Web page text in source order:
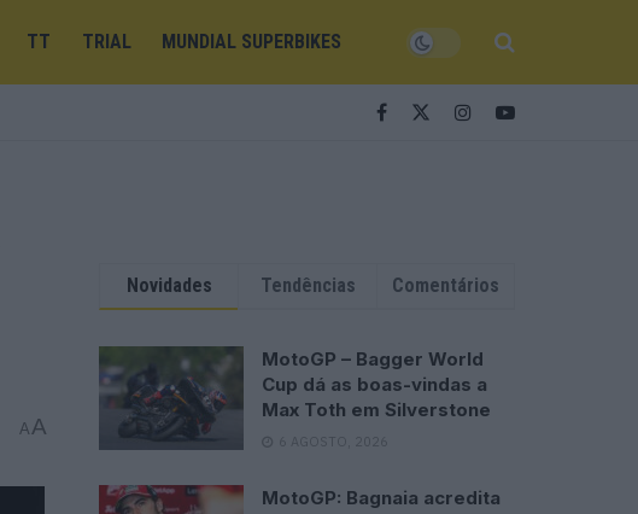
TT TRIAL MUNDIAL SUPERBIKES
AA
Novidades Tendências Comentários
MotoGP – Bagger World
Cup dá as boas-vindas a
Max Toth em Silverstone
6 AGOSTO, 2026
MotoGP: Bagnaia acredita